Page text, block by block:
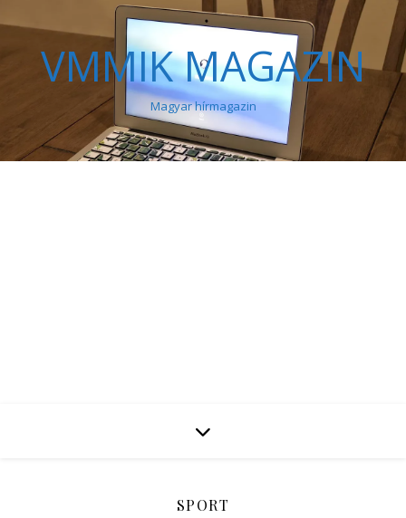
VMMIK MAGAZIN
Magyar hírmagazin
SPORT